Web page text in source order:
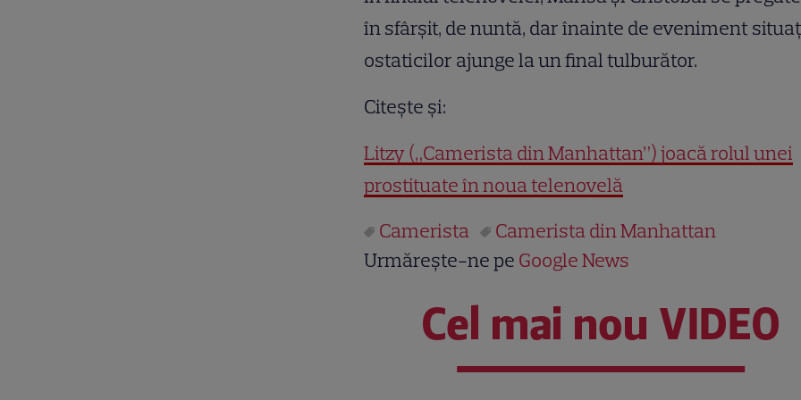
în sfârşit, de nuntă, dar înainte de eveniment
ostaticilor ajunge la un final tulburător.
Citeşte şi:
Litzy („Camerista din Manhattan”) joacă rolul unei
prostituate în noua telenovelă
Camerista
Camerista din Manhattan
Urmărește-ne pe Google News
Cel mai nou VIDEO